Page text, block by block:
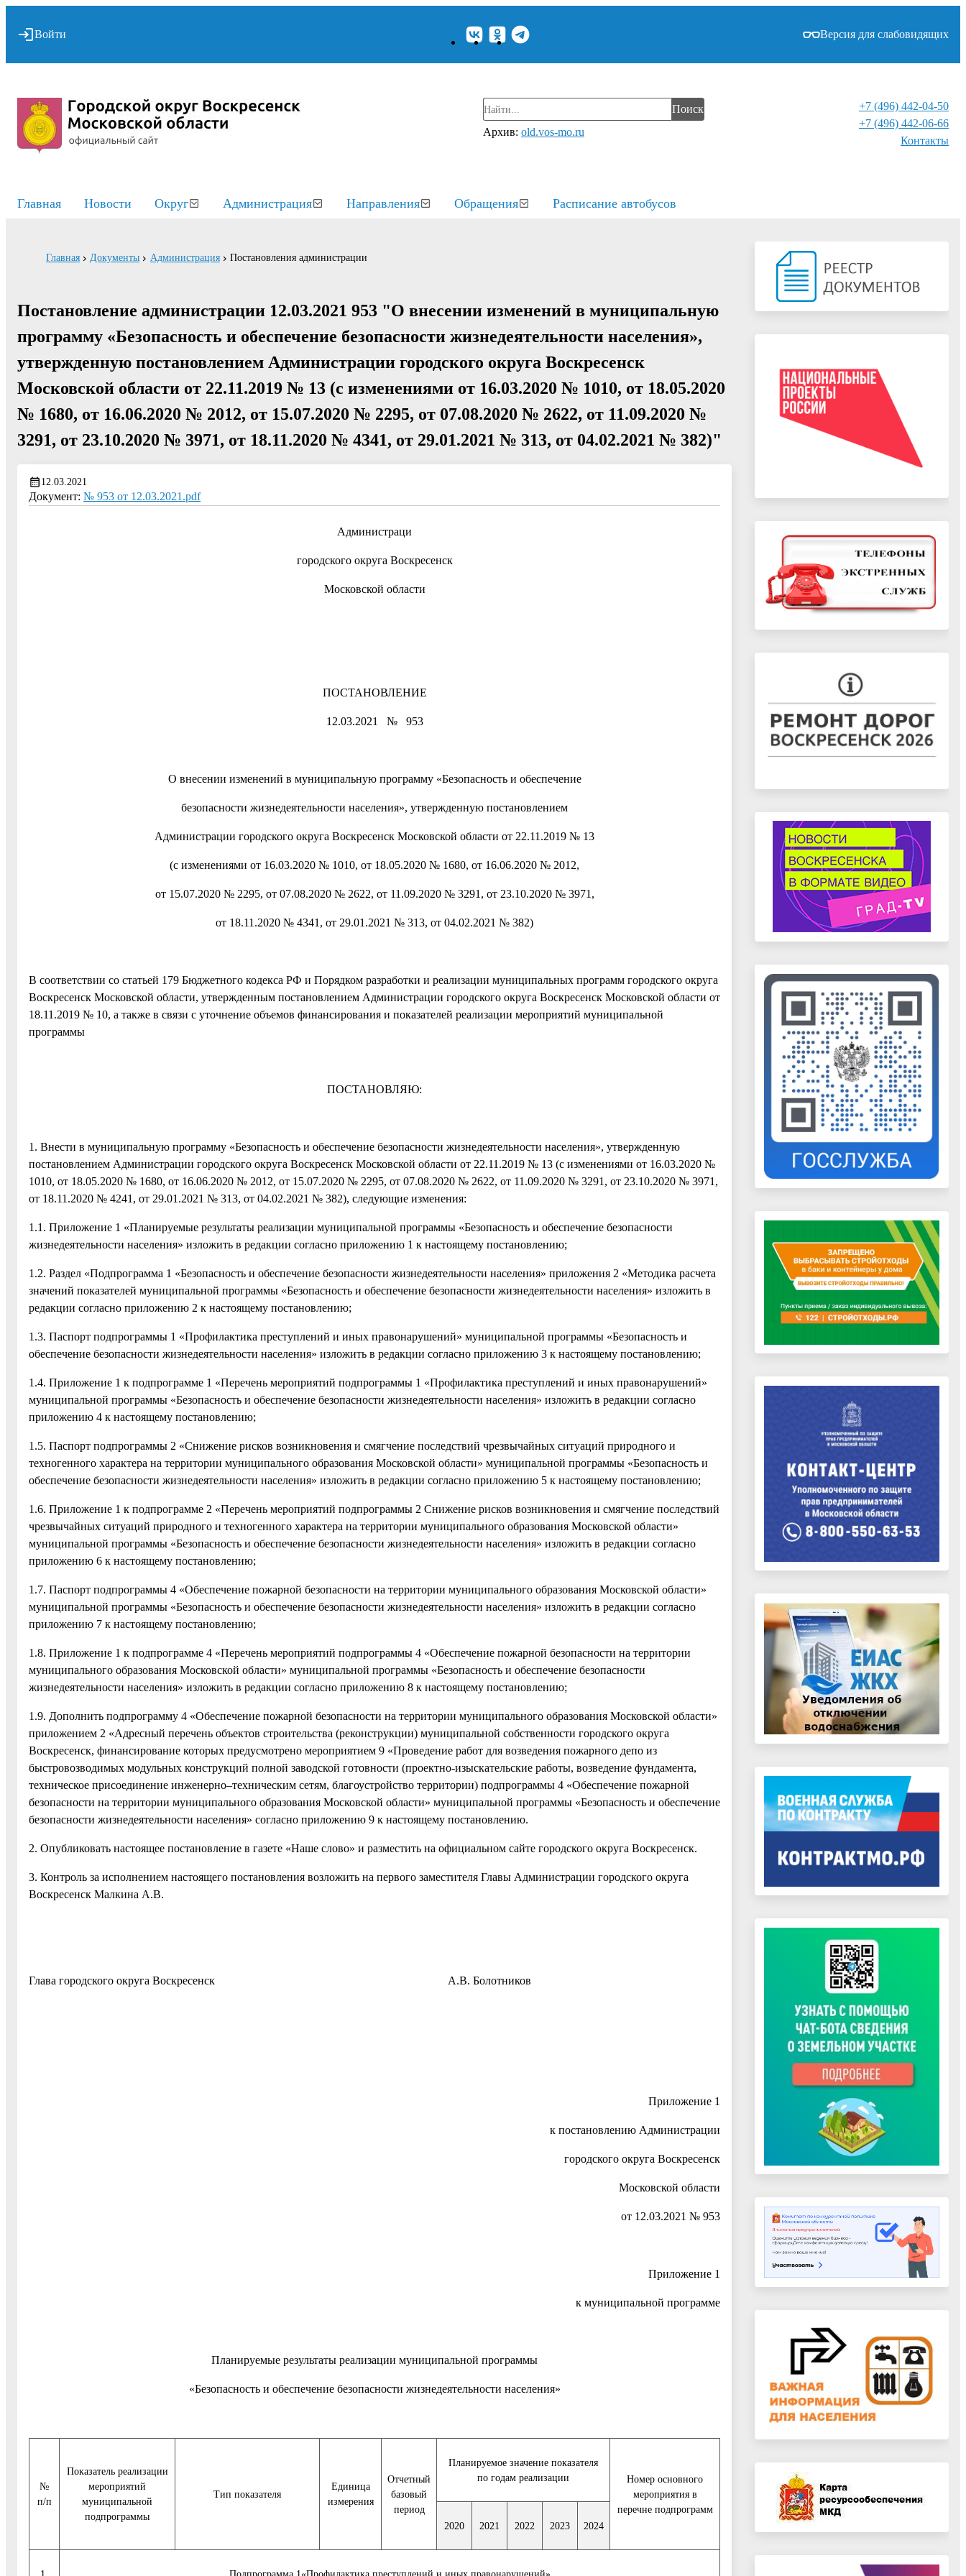
Войти Версия для слабовидящих
Поиск
Архив: old.vos-mo.ru
+7 (496) 442-04-50
+7 (496) 442-06-66
Контакты⁠
Главная Новости Округ Администрация Направления Обращения Расписание автобусов
Главная Документы Администрация Постановления администрации
Постановление администрации 12.03.2021 953 "О внесении изменений в муниципальную
программу «Безопасность и обеспечение безопасности жизнедеятельности населения»,
утвержденную постановлением Администрации городского округа Воскресенск
Московской области от 22.11.2019 № 13 (с изменениями от 16.03.2020 № 1010, от 18.05.2020
№ 1680, от 16.06.2020 № 2012, от 15.07.2020 № 2295, от 07.08.2020 № 2622, от 11.09.2020 №
3291, от 23.10.2020 № 3971, от 18.11.2020 № 4341, от 29.01.2021 № 313, от 04.02.2021 № 382)"
12.03.2021
Документ: № 953 от 12.03.2021.pdf
Администраци
городского округа Воскресенск
Московской области
ПОСТАНОВЛЕНИЕ
12.03.2021 № 953
О внесении изменений в муниципальную программу «Безопасность и обеспечение
безопасности жизнедеятельности населения», утвержденную постановлением
Администрации городского округа Воскресенск Московской области от 22.11.2019 № 13
(с изменениями от 16.03.2020 № 1010, от 18.05.2020 № 1680, от 16.06.2020 № 2012,
от 15.07.2020 № 2295, от 07.08.2020 № 2622, от 11.09.2020 № 3291, от 23.10.2020 № 3971,
от 18.11.2020 № 4341, от 29.01.2021 № 313, от 04.02.2021 № 382)
В соответствии со статьей 179 Бюджетного кодекса РФ и Порядком разработки и реализации муниципальных программ городского округа
Воскресенск Московской области, утвержденным постановлением Администрации городского округа Воскресенск Московской области от
18.11.2019 № 10, а также в связи с уточнение объемов финансирования и показателей реализации мероприятий муниципальной
программы
ПОСТАНОВЛЯЮ:
1. Внести в муниципальную программу «Безопасность и обеспечение безопасности жизнедеятельности населения», утвержденную
постановлением Администрации городского округа Воскресенск Московской области от 22.11.2019 № 13 (с изменениями от 16.03.2020 №
1010, от 18.05.2020 № 1680, от 16.06.2020 № 2012, от 15.07.2020 № 2295, от 07.08.2020 № 2622, от 11.09.2020 № 3291, от 23.10.2020 № 3971,
от 18.11.2020 № 4241, от 29.01.2021 № 313, от 04.02.2021 № 382), следующие изменения:
1.1. Приложение 1 «Планируемые результаты реализации муниципальной программы «Безопасность и обеспечение безопасности
жизнедеятельности населения» изложить в редакции согласно приложению 1 к настоящему постановлению;
1.2. Раздел «Подпрограмма 1 «Безопасность и обеспечение безопасности жизнедеятельности населения» приложения 2 «Методика расчета
значений показателей муниципальной программы «Безопасность и обеспечение безопасности жизнедеятельности населения» изложить в
редакции согласно приложению 2 к настоящему постановлению;
1.3. Паспорт подпрограммы 1 «Профилактика преступлений и иных правонарушений» муниципальной программы «Безопасность и
обеспечение безопасности жизнедеятельности населения» изложить в редакции согласно приложению 3 к настоящему постановлению;
1.4. Приложение 1 к подпрограмме 1 «Перечень мероприятий подпрограммы 1 «Профилактика преступлений и иных правонарушений»
муниципальной программы «Безопасность и обеспечение безопасности жизнедеятельности населения» изложить в редакции согласно
приложению 4 к настоящему постановлению;
1.5. Паспорт подпрограммы 2 «Снижение рисков возникновения и смягчение последствий чрезвычайных ситуаций природного и
техногенного характера на территории муниципального образования Московской области» муниципальной программы «Безопасность и
обеспечение безопасности жизнедеятельности населения» изложить в редакции согласно приложению 5 к настоящему постановлению;
1.6. Приложение 1 к подпрограмме 2 «Перечень мероприятий подпрограммы 2 Снижение рисков возникновения и смягчение последствий
чрезвычайных ситуаций природного и техногенного характера на территории муниципального образования Московской области»
муниципальной программы «Безопасность и обеспечение безопасности жизнедеятельности населения» изложить в редакции согласно
приложению 6 к настоящему постановлению;
1.7. Паспорт подпрограммы 4 «Обеспечение пожарной безопасности на территории муниципального образования Московской области»
муниципальной программы «Безопасность и обеспечение безопасности жизнедеятельности населения» изложить в редакции согласно
приложению 7 к настоящему постановлению;
1.8. Приложение 1 к подпрограмме 4 «Перечень мероприятий подпрограммы 4 «Обеспечение пожарной безопасности на территории
муниципального образования Московской области» муниципальной программы «Безопасность и обеспечение безопасности
жизнедеятельности населения» изложить в редакции согласно приложению 8 к настоящему постановлению;
1.9. Дополнить подпрограмму 4 «Обеспечение пожарной безопасности на территории муниципального образования Московской области»
приложением 2 «Адресный перечень объектов строительства (реконструкции) муниципальной собственности городского округа
Воскресенск, финансирование которых предусмотрено мероприятием 9 «Проведение работ для возведения пожарного депо из
быстровозводимых модульных конструкций полной заводской готовности (проектно-изыскательские работы, возведение фундамента,
техническое присоединение инженерно–техническим сетям, благоустройство территории) подпрограммы 4 «Обеспечение пожарной
безопасности на территории муниципального образования Московской области» муниципальной программы «Безопасность и обеспечение
безопасности жизнедеятельности населения» согласно приложению 9 к настоящему постановлению.
2. Опубликовать настоящее постановление в газете «Наше слово» и разместить на официальном сайте городского округа Воскресенск.
3. Контроль за исполнением настоящего постановления возложить на первого заместителя Главы Администрации городского округа
Воскресенск Малкина А.В.
Глава городского округа Воскресенск А.В. Болотников
Приложение 1
к постановлению Администрации
городского округа Воскресенск
Московской области
от 12.03.2021 № 953
Приложение 1
к муниципальной программе
Планируемые результаты реализации муниципальной программы
«Безопасность и обеспечение безопасности жизнедеятельности населения»
№
п/п
Показатель реализации
мероприятий
муниципальной
подпрограммы
Тип показателя
Единица
измерения
Отчетный
базовый
период
Планируемое значение показателя
по годам реализации
Номер основного
мероприятия в
перечне подпрограмм
2020
2021 2022 2023 2024
1. Подпрограмма 1«Профилактика преступлений и иных правонарушений»